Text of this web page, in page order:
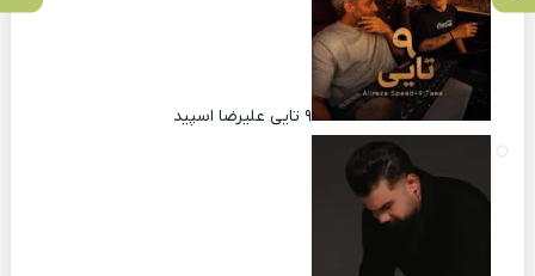
۹ تایی علیرضا اسپید